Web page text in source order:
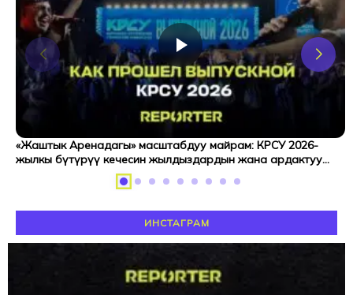
«Жаштык Аренадагы» масштабдуу майрам: КРСУ 2026-
жылкы бүтүрүү кечесин жылдыздардын жана ардактуу
коноктордун катышуусунда кантип белгиледи?
ИНСТАГРАМ